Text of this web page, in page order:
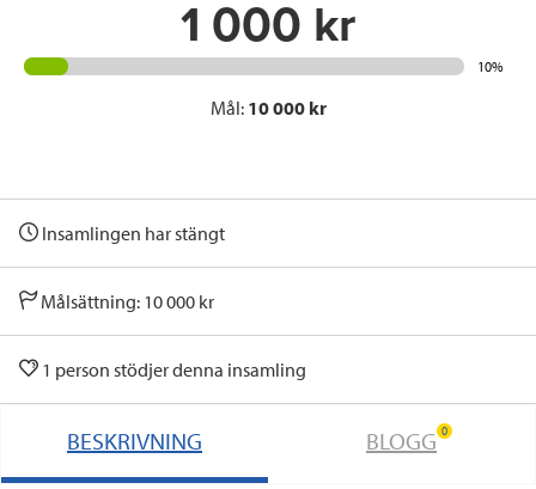
1 000 kr
10%
Mål: 10 000 kr
Insamlingen har stängt
Målsättning: 10 000 kr
1 person stödjer denna insamling
BESKRIVNING BLOGG 0